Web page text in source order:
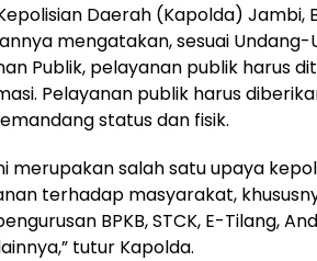
Daerah (Kapolda) Jambi,
mengatakan, sesuai
Publik, pelayanan publik harus
Pelayanan publik harus
status dan fisik.
merupakan salah satu upaya
terhadap masyarakat,
BPKB, STCK, E-Tilang,
tutur Kapolda.